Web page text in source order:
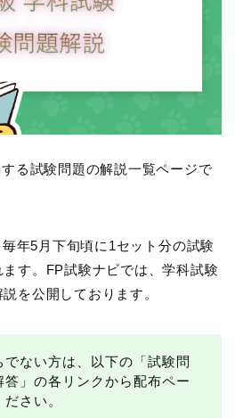
る試験問題の解説一覧ページで
年5月下旬頃に1セット分の試験
す。FP試験ナビでは、学科試験
を公開しております。
でない方は、以下の「試験問
答」の各リンクから配布ペー
さい。